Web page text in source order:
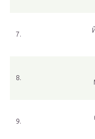
7.
8.
9.